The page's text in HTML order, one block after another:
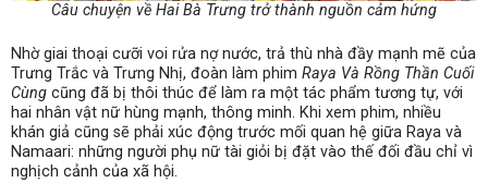
Câu chuyện về Hai Bà Trưng trở thành nguồn cảm hứng
Nhờ giai thoại cưỡi voi rửa nợ nước, trả thù nhà đầy mạnh mẽ của
Trưng Trắc và Trưng Nhị, đoàn làm phim Raya Và Rồng Thần Cuối
Cùng cũng đã bị thôi thúc để làm ra một tác phẩm tương tự, với
hai nhân vật nữ hùng mạnh, thông minh. Khi xem phim, nhiều
khán giả cũng sẽ phải xúc động trước mối quan hệ giữa Raya và
Namaari: những người phụ nữ tài giỏi bị đặt vào thế đối đầu chỉ vì
nghịch cảnh của xã hội.